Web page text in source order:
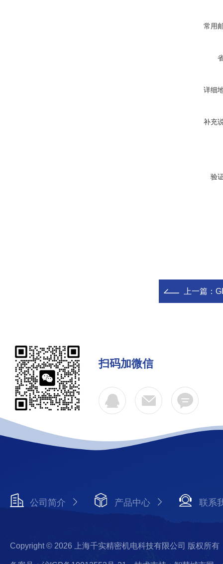
常用
详细
补充
验
上一篇：
扫码加微信
公司简介 产品中心 联系
Copyright © 2026 上海千实精密机电科技有限公司 版权所有